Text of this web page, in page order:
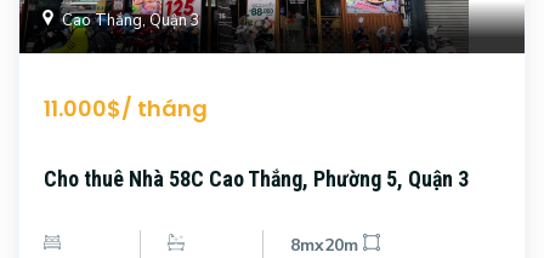
Cao Thắng, Quận 3
11.000$/ tháng
Cho thuê Nhà 58C Cao Thắng, Phường 5, Quận 3
8mx20m